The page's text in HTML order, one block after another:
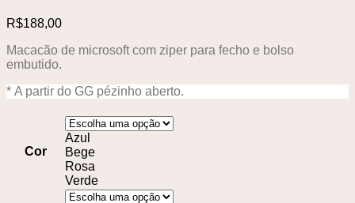
R$188,00
Macacão de microsoft com ziper para fecho e bolso
embutido.
* A partir do GG pézinho aberto.
Cor
Azul
Bege
Rosa
Verde